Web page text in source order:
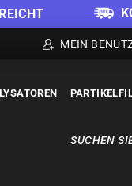
MEIN
SUCHEN